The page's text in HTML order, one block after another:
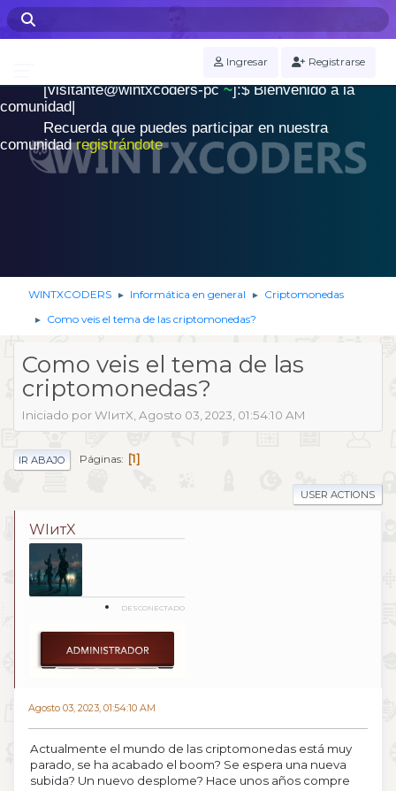
Ingresar Registrarse
WINTXCODERS Terminal
[visitante@wintxcoders-pc~]:$ .
Bienvenido a la
comunidad|
Recuerda que puedes participar en nuestra
comunidadregistrándote
WINTXCODERS ► Informática en general ► Criptomonedas
► Como veis el tema de las criptomonedas?
Como veis el tema de las
criptomonedas?
Iniciado por WIитX, Agosto 03, 2023, 01:54:10 AM
IR ABAJO Páginas 1
USER ACTIONS
WIитX
DESCONECTADO
Agosto 03, 2023, 01:54:10 AM
Actualmente el mundo de las criptomonedas está muy
parado, se ha acabado el boom? Se espera una nueva
subida? Un nuevo desplome? Hace unos años compre